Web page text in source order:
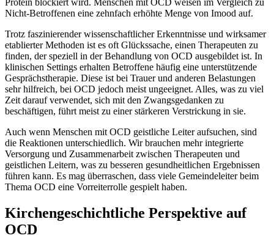
Nicht-Betroffenen eine zehnfach erhöhte Menge von Imood auf.
Trotz faszinierender wissenschaftlicher Erkenntnisse und wirksamer
etablierter Methoden ist es oft Glückssache, einen Therapeuten zu
finden, der speziell in der Behandlung von OCD ausgebildet ist. In
klinischen Settings erhalten Betroffene häufig eine unterstützende
Gesprächstherapie. Diese ist bei Trauer und anderen Belastungen
sehr hilfreich, bei OCD jedoch meist ungeeignet. Alles, was zu viel
Zeit darauf verwendet, sich mit den Zwangsgedanken zu
beschäftigen, führt meist zu einer stärkeren Verstrickung in sie.
Auch wenn Menschen mit OCD geistliche Leiter aufsuchen, sind
die Reaktionen unterschiedlich. Wir brauchen mehr integrierte
Versorgung und Zusammenarbeit zwischen Therapeuten und
geistlichen Leitern, was zu besseren gesundheitlichen Ergebnissen
führen kann. Es mag überraschen, dass viele Gemeindeleiter beim
Thema OCD eine Vorreiterrolle gespielt haben.
Kirchengeschichtliche Perspektive auf
OCD